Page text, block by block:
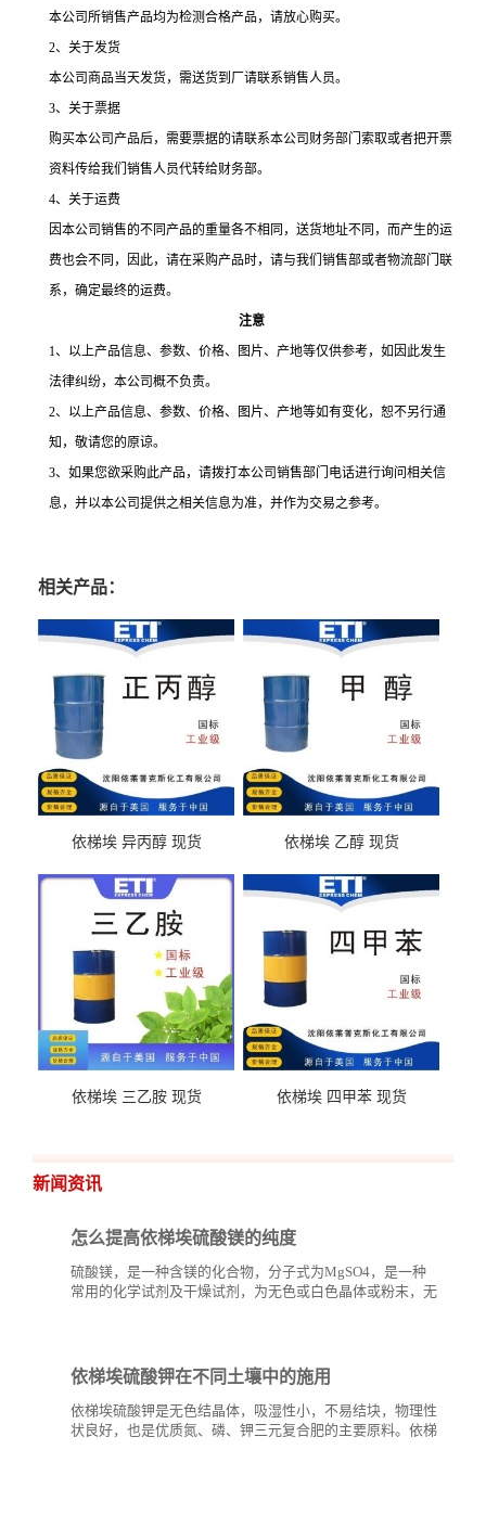
本公司所销售产品均为检测合格产品，请放心购买。
2、关于发货
本公司商品当天发货，需送货到厂请联系销售人员。
3、关于票据
购买本公司产品后，需要票据的请联系本公司财务部门索取或者把开票
资料传给我们销售人员代转给财务部。
4、关于运费
因本公司销售的不同产品的重量各不相同，送货地址不同，而产生的运
费也会不同，因此，请在采购产品时，请与我们销售部或者物流部门联
系，确定最终的运费。
注意
1、以上产品信息、参数、价格、图片、产地等仅供参考，如因此发生
法律纠纷，本公司概不负责。
2、以上产品信息、参数、价格、图片、产地等如有变化，恕不另行通
知，敬请您的原谅。
3、如果您欲采购此产品，请拨打本公司销售部门电话进行询问相关信
息，并以本公司提供之相关信息为准，并作为交易之参考。
相关产品：
依梯埃 异丙醇 现货 依梯埃 乙醇 现货
依梯埃 三乙胺 现货 依梯埃 四甲苯 现货
新闻资讯
怎么提高依梯埃硫酸镁的纯度
硫酸镁，是一种含镁的化合物，分子式为MgSO4，是一种
常用的化学试剂及干燥试剂，为无色或白色晶体或粉末，无
依梯埃硫酸钾在不同土壤中的施用
依梯埃硫酸钾是无色结晶体，吸湿性小，不易结块，物理性
状良好，也是优质氮、磷、钾三元复合肥的主要原料。依梯